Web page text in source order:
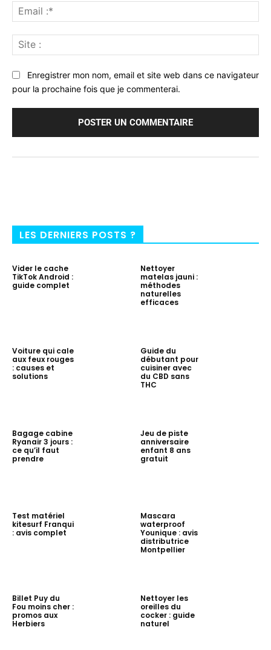
:*
:
Enregistrer mon nom, email et site web dans ce navigateur
pour la prochaine fois que je commenterai.
LES DERNIERS POSTS ?
Vider le cache
TikTok Android :
guide complet
Nettoyer
matelas jauni :
méthodes
naturelles
efficaces
Voiture qui cale
aux feux rouges
: causes et
solutions
Guide du
débutant pour
cuisiner avec
du CBD sans
THC
Bagage cabine
Ryanair 3 jours :
ce qu’il faut
prendre
Jeu de piste
anniversaire
enfant 8 ans
gratuit
Test matériel
kitesurf Franqui
: avis complet
Mascara
waterproof
Younique : avis
distributrice
Montpellier
Billet Puy du
Fou moins cher :
promos aux
Herbiers
Nettoyer les
oreilles du
cocker : guide
naturel